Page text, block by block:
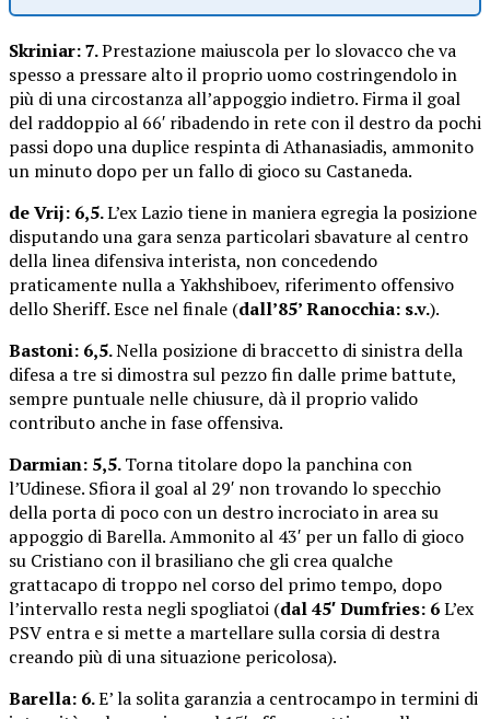
Skriniar: 7.Prestazione maiuscola per lo slovacco che va
spesso a pressare alto il proprio uomo costringendolo in
più di una circostanza all’appoggio indietro. Firma il goal
del raddoppio al 66′ ribadendo in rete con il destro da pochi
passi dopo una duplice respinta di Athanasiadis, ammonito
un minuto dopo per un fallo di gioco su Castaneda.
de Vrij: 6,5.L’ex Lazio tiene in maniera egregia la posizione
disputando una gara senza particolari sbavature al centro
della linea difensiva interista, non concedendo
praticamente nulla a Yakhshiboev, riferimento offensivo
dello Sheriff. Esce nel finale (dall’85’ Ranocchia: s.v.).
Bastoni: 6,5.Nella posizione di braccetto di sinistra della
difesa a tre si dimostra sul pezzo fin dalle prime battute,
sempre puntuale nelle chiusure, dà il proprio valido
contributo anche in fase offensiva.
Darmian: 5,5.Torna titolare dopo la panchina con
l’Udinese. Sfiora il goal al 29′ non trovando lo specchio
della porta di poco con un destro incrociato in area su
appoggio di Barella. Ammonito al 43′ per un fallo di gioco
su Cristiano con il brasiliano che gli crea qualche
grattacapo di troppo nel corso del primo tempo, dopo
l’intervallo resta negli spogliatoi (dal 45′ Dumfries: 6L’ex
PSV entra e si mette a martellare sulla corsia di destra
creando più di una situazione pericolosa).
Barella: 6.E’ la solita garanzia a centrocampo in termini di